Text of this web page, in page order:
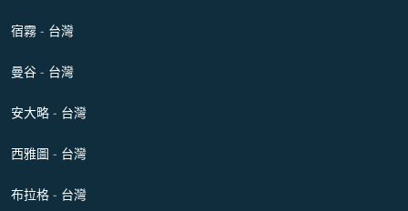
宿霧 - 台灣
曼谷 - 台灣
安大略 - 台灣
西雅圖 - 台灣
布拉格 - 台灣